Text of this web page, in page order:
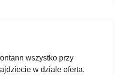
wszystko przy
w dziale oferta.